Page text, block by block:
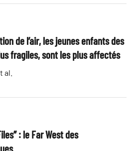
de l’air, les jeunes enfants des
fragiles, sont les plus affectés
al.
: le Far West des